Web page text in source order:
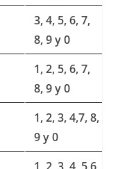
3, 4, 5, 6, 7,
8, 9 y 0
1, 2, 5, 6, 7,
8, 9 y 0
1, 2, 3, 4,7, 8,
9 y 0